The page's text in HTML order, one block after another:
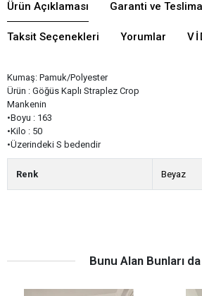
Ürün Açıklaması Garanti ve
Taksit Seçenekleri Yorumlar
Kumaş: Pamuk/Polyester
Ürün : Göğüs Kaplı Straplez Crop
Mankenin
•Boyu : 163
•Kilo : 50
•Üzerindeki S bedendir
Renk Beyaz
Bunu Alan Bunları da